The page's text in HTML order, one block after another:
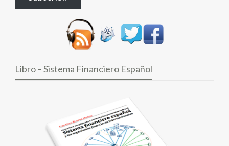
Libro – Sistema Financiero Español